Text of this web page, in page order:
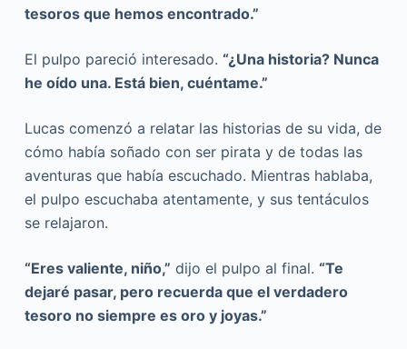
tesoros que hemos encontrado.”
El pulpo pareció interesado. “¿Una historia? Nunca
he oído una. Está bien, cuéntame.”
Lucas comenzó a relatar las historias de su vida, de
cómo había soñado con ser pirata y de todas las
aventuras que había escuchado. Mientras hablaba,
el pulpo escuchaba atentamente, y sus tentáculos
se relajaron.
“Eres valiente, niño,” dijo el pulpo al final. “Te
dejaré pasar, pero recuerda que el verdadero
tesoro no siempre es oro y joyas.”